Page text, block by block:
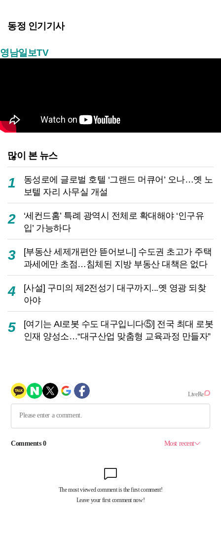
동정 인기기사
영남일보TV
많이 본 뉴스
1
동성로에 글로벌 호텔 ‘그랜드 머큐어’ 오나…옛 노
보텔 자리 사무실 개설
2
‘세컨드홈’ 특례 광역시 전체로 확대해야 ‘인구유
입’ 가능하다
3
[부동산 세제개편안 뜯어보니] 수도권 초고가 주택
과세에만 초점…침체된 지방 부동산 대책은 없다
4
[사설] 구미의 제2전성기 대구까지...옛 영광 되찾
아야
5
[여기는 AI로봇 수도 대구입니다⑤] 전국 최대 로봇
인재 양성소…“대구산업 맞춤형 교육과정 만들자”